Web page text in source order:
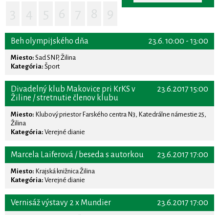
23.6. 10:00 - 13:00
Beh olympijského dňa
Miesto: Sad SNP, Žilina
Kategória: Šport
23.6.2017 15:00
Divadelný klub Makovice pri KrKS v
Žiline / stretnutie členov klubu
Miesto: Klubový priestor Farského centra N3, Katedrálne námestie 25,
Žilina
Kategória: Verejné dianie
23.6.2017 17:00
Marcela Laiferová / beseda s autorkou
Miesto: Krajská knižnica Žilina
Kategória: Verejné dianie
23.6.2017 17:00
Vernisáž výstavy 2 x Mundier